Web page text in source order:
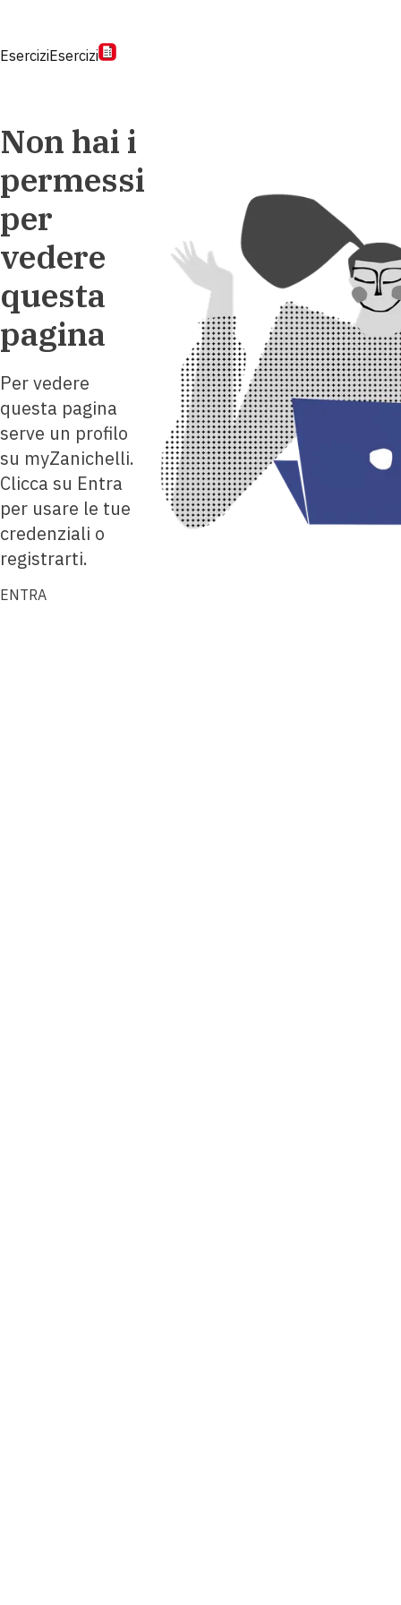
EserciziEsercizi
Non hai i
permessi
per
vedere
questa
pagina
Per vedere
questa pagina
serve un profilo
su myZanichelli.
Clicca su Entra
per usare le tue
credenziali o
registrarti.
ENTRA